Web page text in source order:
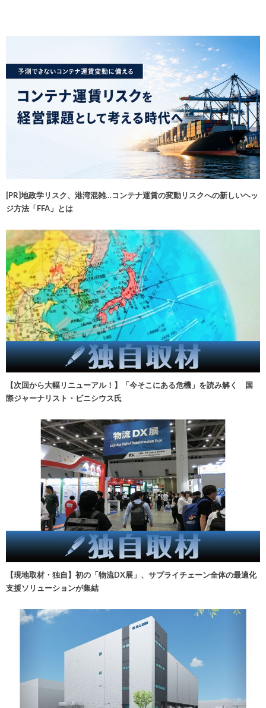
[PR]地政学リスク、港湾混雑…コンテナ運賃の変動リスクへの新しいヘッ
ジ方法「FFA」とは
【次回から大幅リニューアル！】「今そこにある危機」を読み解く 国
際ジャーナリスト・ビニシウス氏
【現地取材・独自】初の「物流DX展」、サプライチェーン全体の最適化
支援ソリューションが集結